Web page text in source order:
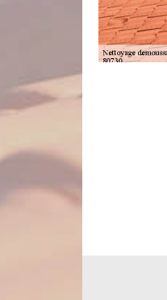
pour la
Le
pas adapté